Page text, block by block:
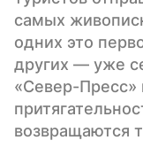
самых
одних это
других — уже
«Север-Пресс»
возвращаются